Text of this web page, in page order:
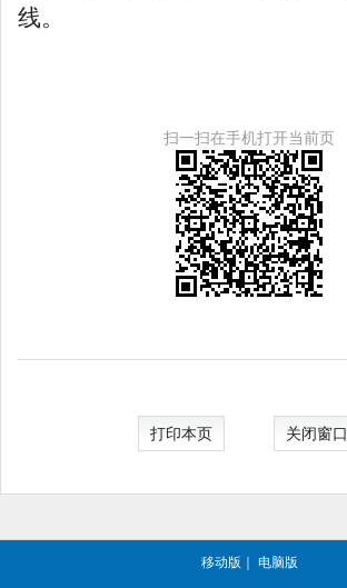
线。
扫一扫在手机打开当前页
打印本页 关闭窗口
移动版 电脑版